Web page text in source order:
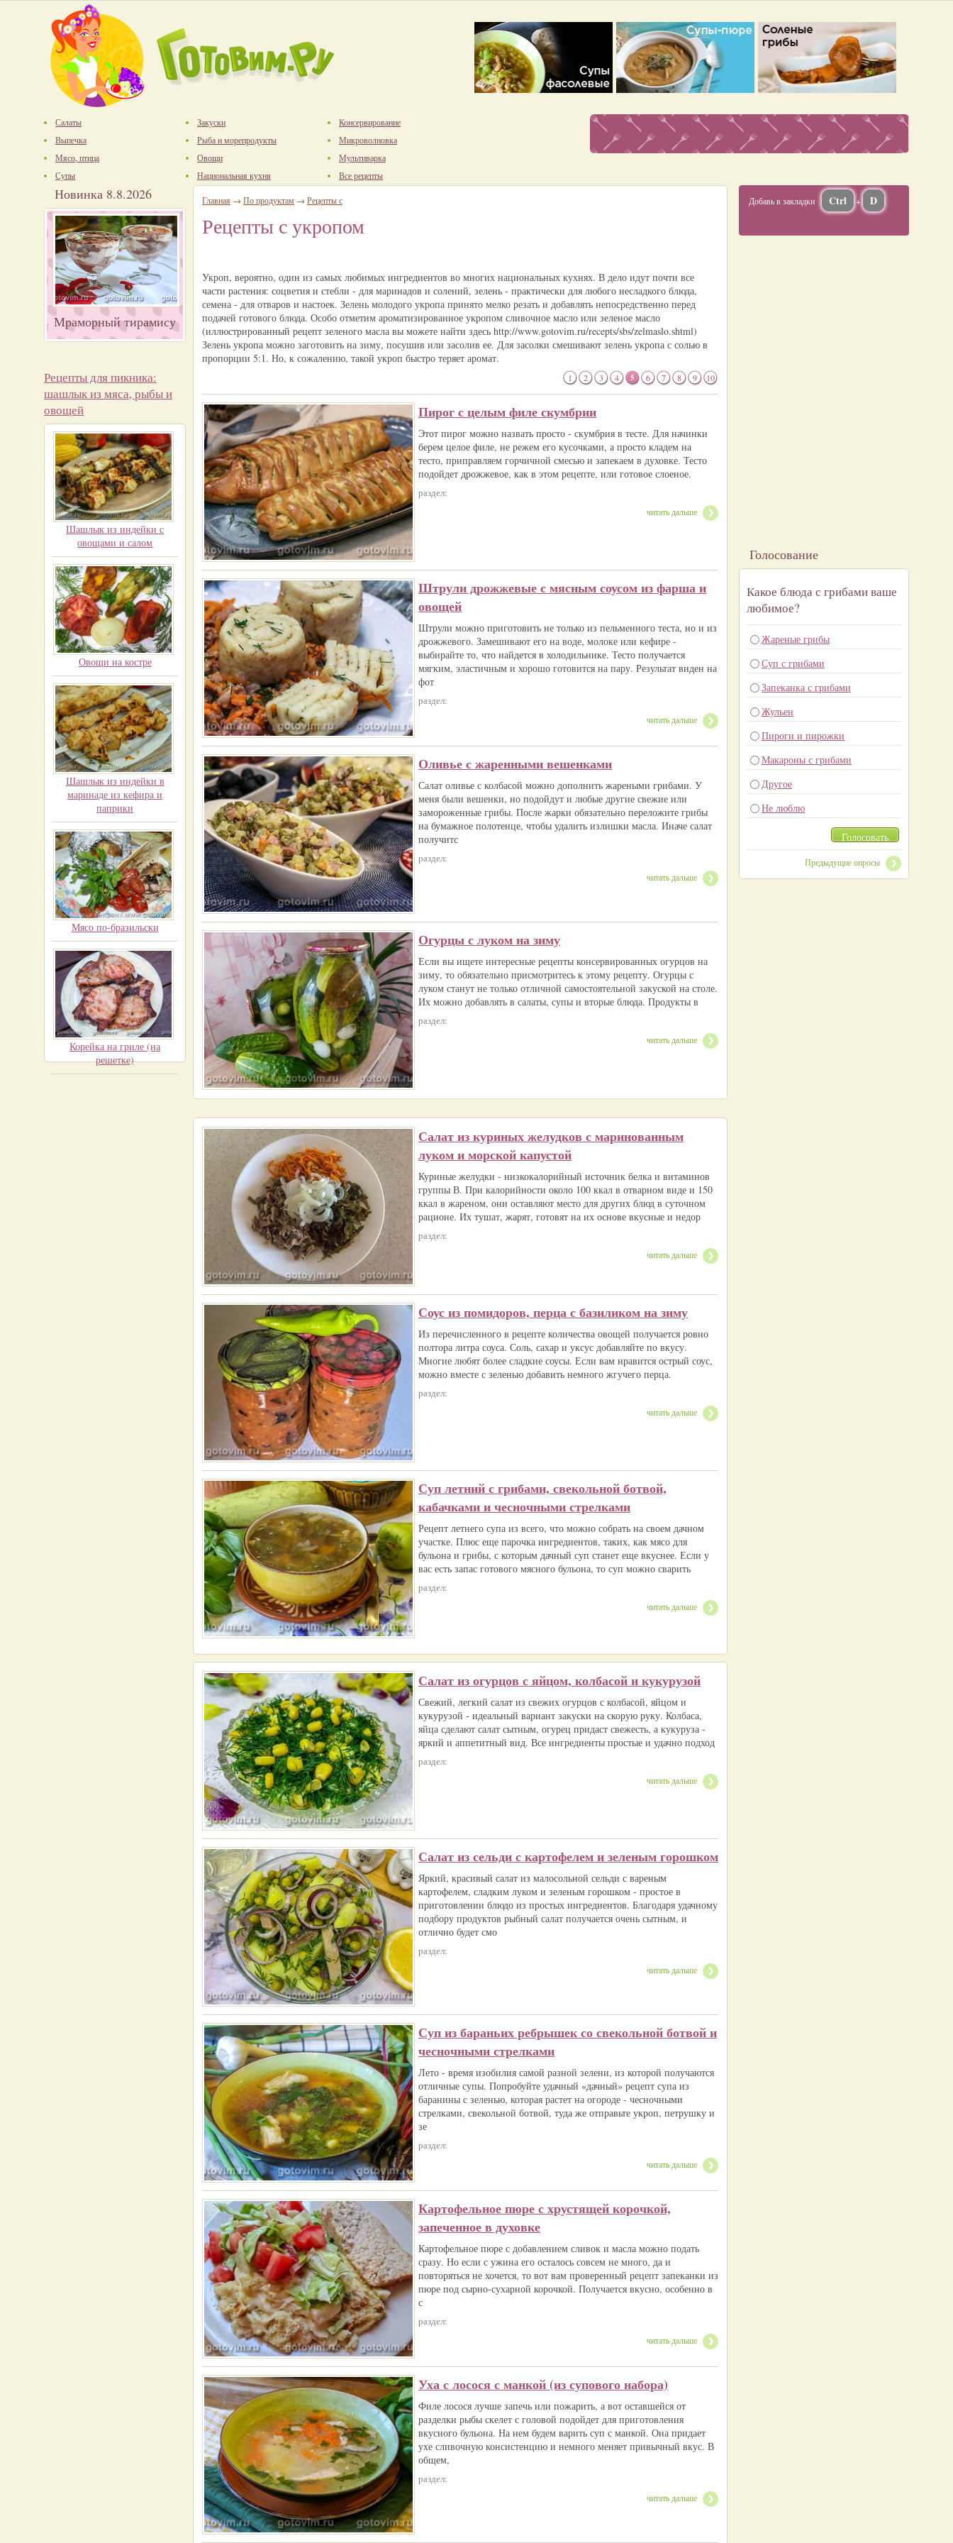
Салаты
Выпечка
Мясо, птица
Супы
Закуски
Рыба и морепродукты
Овощи
Национальная кухня
Консервирование
Микроволновка
Мультиварка
Все рецепты
Новинка 8.8.2026
Мраморный тирамису
Рецепты для пикника:
шашлык из мяса, рыбы и
овощей
Шашлык из индейки с
овощами и салом
Овощи на костре
Шашлык из индейки в
маринаде из кефира и
паприки
Мясо по-бразильски
Корейка на гриле (на
решетке)
Главная → По продуктам → Рецепты с
Рецепты с укропом
Укроп, вероятно, один из самых любимых ингредиентов во многих национальных кухнях. В дело идут почти все
части растения: соцветия и стебли - для маринадов и солений, зелень - практически для любого несладкого блюда,
семена - для отваров и настоек. Зелень молодого укропа принято мелко резать и добавлять непосредственно перед
подачей готового блюда. Особо отметим ароматизированное укропом сливочное масло или зеленое масло
(иллюстрированный рецепт зеленого масла вы можете найти здесь http://www.gotovim.ru/recepts/sbs/zelmaslo.shtml)
Зелень укропа можно заготовить на зиму, посушив или засолив ее. Для засолки смешивают зелень укропа с солью в
пропорции 5:1. Но, к сожалению, такой укроп быстро теряет аромат.
1 2 3 4 5 6 7 8 9 10
Пирог с целым филе скумбрии
Этот пирог можно назвать просто - скумбрия в тесте. Для начинки
берем целое филе, не режем его кусочками, а просто кладем на
тесто, приправляем горчичной смесью и запекаем в духовке. Тесто
подойдет дрожжевое, как в этом рецепте, или готовое слоеное.
раздел:
читать дальше
Штрули дрожжевые с мясным соусом из фарша и
овощей
Штрули можно приготовить не только из пельменного теста, но и из
дрожжевого. Замешивают его на воде, молоке или кефире -
выбирайте то, что найдется в холодильнике. Тесто получается
мягким, эластичным и хорошо готовится на пару. Результат виден на
фот
раздел:
читать дальше
Оливье с жаренными вешенками
Салат оливье с колбасой можно дополнить жареными грибами. У
меня были вешенки, но подойдут и любые другие свежие или
замороженные грибы. После жарки обязательно переложите грибы
на бумажное полотенце, чтобы удалить излишки масла. Иначе салат
получитс
раздел:
читать дальше
Огурцы с луком на зиму
Если вы ищете интересные рецепты консервированных огурцов на
зиму, то обязательно присмотритесь к этому рецепту. Огурцы с
луком станут не только отличной самостоятельной закуской на столе.
Их можно добавлять в салаты, супы и вторые блюда. Продукты в
раздел:
читать дальше
Салат из куриных желудков с маринованным
луком и морской капустой
Куриные желудки - низкокалорийный источник белка и витаминов
группы В. При калорийности около 100 ккал в отварном виде и 150
ккал в жареном, они оставляют место для других блюд в суточном
рационе. Их тушат, жарят, готовят на их основе вкусные и недор
раздел:
читать дальше
Соус из помидоров, перца с базиликом на зиму
Из перечисленного в рецепте количества овощей получается ровно
полтора литра соуса. Соль, сахар и уксус добавляйте по вкусу.
Многие любят более сладкие соусы. Если вам нравится острый соус,
можно вместе с зеленью добавить немного жгучего перца.
раздел:
читать дальше
Суп летний с грибами, свекольной ботвой,
кабачками и чесночными стрелками
Рецепт летнего супа из всего, что можно собрать на своем дачном
участке. Плюс еще парочка ингредиентов, таких, как мясо для
бульона и грибы, с которым дачный суп станет еще вкуснее. Если у
вас есть запас готового мясного бульона, то суп можно сварить
раздел:
читать дальше
Салат из огурцов с яйцом, колбасой и кукурузой
Свежий, легкий салат из свежих огурцов с колбасой, яйцом и
кукурузой - идеальный вариант закуски на скорую руку. Колбаса,
яйца сделают салат сытным, огурец придаст свежесть, а кукуруза -
яркий и аппетитный вид. Все ингредиенты простые и удачно подход
раздел:
читать дальше
Салат из сельди с картофелем и зеленым горошком
Яркий, красивый салат из малосольной сельди с вареным
картофелем, сладким луком и зеленым горошком - простое в
приготовлении блюдо из простых ингредиентов. Благодаря удачному
подбору продуктов рыбный салат получается очень сытным, и
отлично будет смо
раздел:
читать дальше
Суп из бараньих ребрышек со свекольной ботвой и
чесночными стрелками
Лето - время изобилия самой разной зелени, из которой получаются
отличные супы. Попробуйте удачный «дачный» рецепт супа из
баранины с зеленью, которая растет на огороде - чесночными
стрелками, свекольной ботвой, туда же отправьте укроп, петрушку и
зе
раздел:
читать дальше
Картофельное пюре с хрустящей корочкой,
запеченное в духовке
Картофельное пюре с добавлением сливок и масла можно подать
сразу. Но если с ужина его осталось совсем не много, да и
повторяться не хочется, то вот вам проверенный рецепт запеканки из
пюре под сырно-сухарной корочкой. Получается вкусно, особенно в
с
раздел:
читать дальше
Уха с лосося с манкой (из супового набора)
Филе лосося лучше запечь или пожарить, а вот оставшейся от
разделки рыбы скелет с головой подойдет для приготовления
вкусного бульона. На нем будем варить суп с манкой. Она придает
ухе сливочную консистенцию и немного меняет привычный вкус. В
общем,
раздел:
читать дальше
Добавь в закладки Ctrl + D
Голосование
Какое блюда с грибами ваше
любимое?
Жареные грибы
Суп с грибами
Запеканка с грибами
Жульен
Пироги и пирожки
Макароны с грибами
Другое
Не люблю
Голосовать
Предыдущие опросы